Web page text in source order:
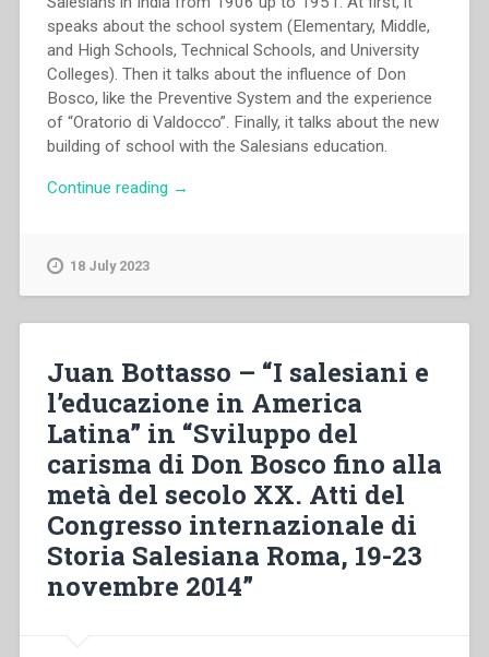
speaks about the school system (Elementary, Middle,
and High Schools, Technical Schools, and University
Colleges). Then it talks about the influence of Don
Bosco, like the Preventive System and the experience
of “Oratorio di Valdocco”. Finally, it talks about the new
building of school with the Salesians education.
Continue reading “Scaria
in
India
from
1906
up
to
1951”
in
“Sviluppo
del
→
18 July 2023
Juan Bottasso – “I salesiani e
l’educazione in America
Latina” in “Sviluppo del
carisma di Don Bosco fino alla
metà del secolo XX. Atti del
Congresso internazionale di
Storia Salesiana Roma, 19-23
novembre 2014”